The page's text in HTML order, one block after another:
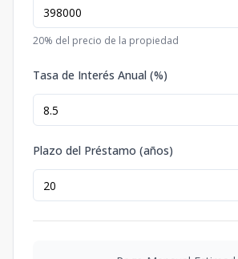
20% del precio de la propiedad
Tasa de Interés Anual (%)
Plazo del Préstamo (años)